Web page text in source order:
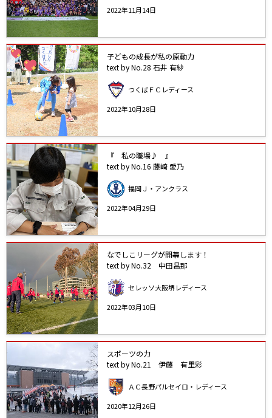
2022年11月14日
子どもの成長が私の原動力
text by No.28 石井 有紗
つくばＦＣレディース
2022年10月28日
『 私の職場♪ 』
text by No.16 藤崎 愛乃
福岡Ｊ・アンクラス
2022年04月29日
なでしこリーグが開幕します！
text by No.32 中田昌那
セレッソ大阪堺レディース
2022年03月10日
スポーツの力
text by No.21 伊藤 有里彩
ＡＣ長野パルセイロ・レディース
2020年12月26日